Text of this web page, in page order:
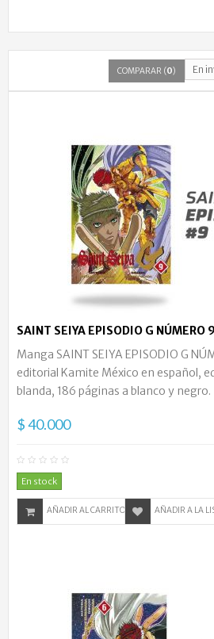
En
COMPARAR (0)
SAINT SEIYA EPISODIO G NÚMERO 9
Manga SAINT SEIYA EPISODIO G
editorial Kamite México en español,
blanda, 186 páginas a blanco y negro.
$ 40.000
En stock
AÑADIR AL CARRITO AÑADIR A LA